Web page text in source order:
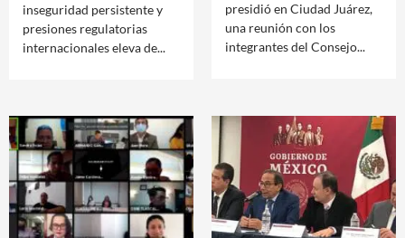
inseguridad persistente y
presiones regulatorias
internacionales eleva de...
presidió en Ciudad Juárez,
una reunión con los
integrantes del Consejo...